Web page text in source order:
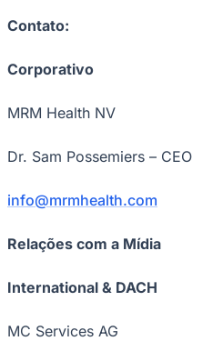
Fluminense
Contato:
Corporativo
MRM Health NV
Dr. Sam Possemiers – CEO
info@mrmhealth.com
Relações com a Mídia
International & DACH
MC Services AG